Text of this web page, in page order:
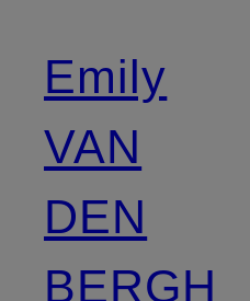
Emily
VAN
DEN
BERGH